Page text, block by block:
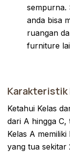
sempurna.
anda bisa
ruangan
furniture
Karakteristik
Ketahui Kelas
dari A hingga
Kelas A
yang tua sekitar